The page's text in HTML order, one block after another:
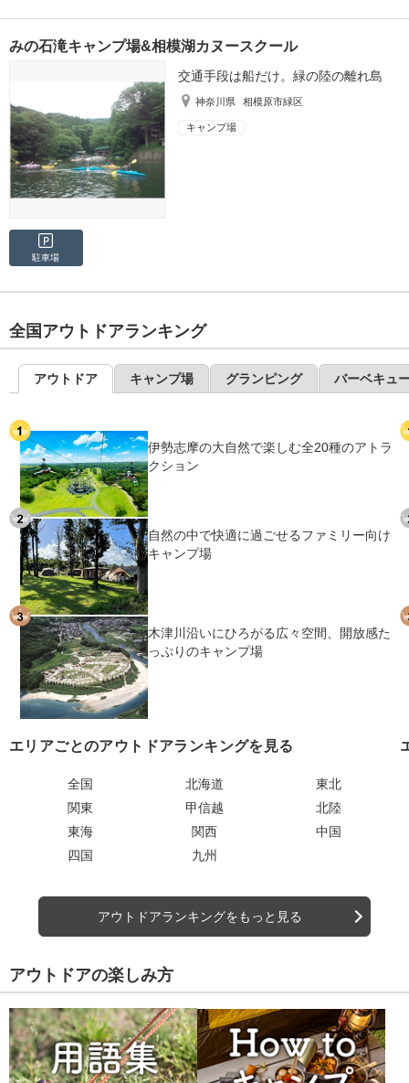
みの石滝キャンプ場&相模湖カヌースクール
交通手段は船だけ。緑の陸の離れ島
神奈川県 相模原市緑区
キャンプ場
駐車場
全国アウトドアランキング
アウトドア キャンプ場 グランピング バーベキュ
伊勢志摩の大自然で楽しむ全20種のアトラ
クション
自然の中で快適に過ごせるファミリー向け
キャンプ場
木津川沿いにひろがる広々空間、開放感た
っぷりのキャンプ場
エリアごとのアウトドアランキングを見る
全国 北海道
東北
関東
甲信越
北陸
東海
関西
中国
四国
九州
アウトドアランキングをもっと見る
アウトドアの楽しみ方